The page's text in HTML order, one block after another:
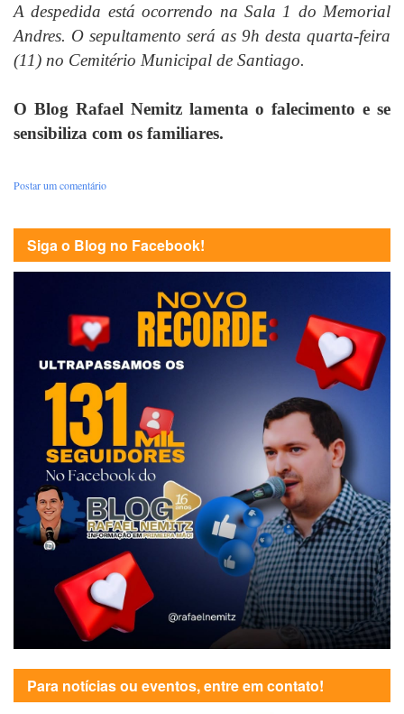
A despedida está ocorrendo na Sala 1 do Memorial
Andres. O sepultamento será as 9h desta quarta-feira
(11) no Cemitério Municipal de Santiago.
O Blog Rafael Nemitz lamenta o falecimento e se
sensibiliza com os familiares.
Postar um comentário
Siga o Blog no Facebook!
Para notícias ou eventos, entre em contato!